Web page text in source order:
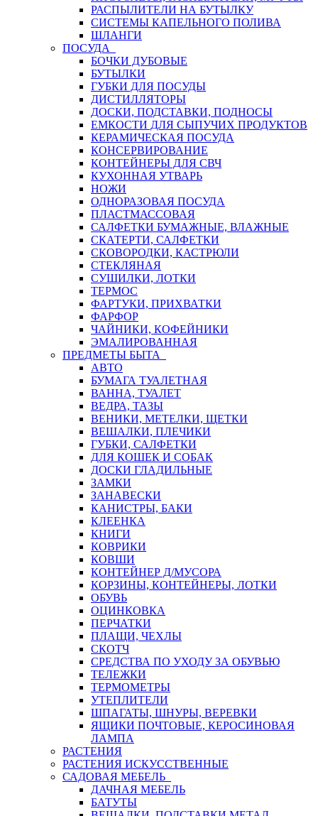
РАСПЫЛИТЕЛИ НА БУТЫЛКУ
СИСТЕМЫ КАПЕЛЬНОГО ПОЛИВА
ШЛАНГИ
ПОСУДА
БОЧКИ ДУБОВЫЕ
БУТЫЛКИ
ГУБКИ ДЛЯ ПОСУДЫ
ДИСТИЛЛЯТОРЫ
ДОСКИ, ПОДСТАВКИ, ПОДНОСЫ
ЕМКОСТИ ДЛЯ СЫПУЧИХ ПРОДУКТОВ
КЕРАМИЧЕСКАЯ ПОСУДА
КОНСЕРВИРОВАНИЕ
КОНТЕЙНЕРЫ ДЛЯ СВЧ
КУХОННАЯ УТВАРЬ
НОЖИ
ОДНОРАЗОВАЯ ПОСУДА
ПЛАСТМАССОВАЯ
САЛФЕТКИ БУМАЖНЫЕ, ВЛАЖНЫЕ
СКАТЕРТИ, САЛФЕТКИ
СКОВОРОДКИ, КАСТРЮЛИ
СТЕКЛЯНАЯ
СУШИЛКИ, ЛОТКИ
ТЕРМОС
ФАРТУКИ, ПРИХВАТКИ
ФАРФОР
ЧАЙНИКИ, КОФЕЙНИКИ
ЭМАЛИРОВАННАЯ
ПРЕДМЕТЫ БЫТА
АВТО
БУМАГА ТУАЛЕТНАЯ
ВАННА, ТУАЛЕТ
ВЕДРА, ТАЗЫ
ВЕНИКИ, МЕТЕЛКИ, ЩЕТКИ
ВЕШАЛКИ, ПЛЕЧИКИ
ГУБКИ, САЛФЕТКИ
ДЛЯ КОШЕК И СОБАК
ДОСКИ ГЛАДИЛЬНЫЕ
ЗАМКИ
ЗАНАВЕСКИ
КАНИСТРЫ, БАКИ
КЛЕЕНКА
КНИГИ
КОВРИКИ
КОВШИ
КОНТЕЙНЕР Д/МУСОРА
КОРЗИНЫ, КОНТЕЙНЕРЫ, ЛОТКИ
ОБУВЬ
ОЦИНКОВКА
ПЕРЧАТКИ
ПЛАЩИ, ЧЕХЛЫ
СКОТЧ
СРЕДСТВА ПО УХОДУ ЗА ОБУВЬЮ
ТЕЛЕЖКИ
ТЕРМОМЕТРЫ
УТЕПЛИТЕЛИ
ШПАГАТЫ, ШНУРЫ, ВЕРЕВКИ
ЯЩИКИ ПОЧТОВЫЕ, КЕРОСИНОВАЯ
ЛАМПА
РАСТЕНИЯ
РАСТЕНИЯ ИСКУССТВЕННЫЕ
САДОВАЯ МЕБЕЛЬ
ДАЧНАЯ МЕБЕЛЬ
БАТУТЫ